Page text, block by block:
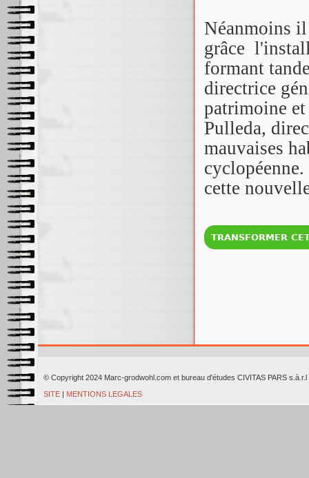
Néanmoins
grâce
formant
directrice
patrimoine
Pulleda,
mauvaises
cette
© Copyright 2024 Marc-grodwohl.com et bureau d'études CIVITAS
SITE | MENTIONS LEGALES